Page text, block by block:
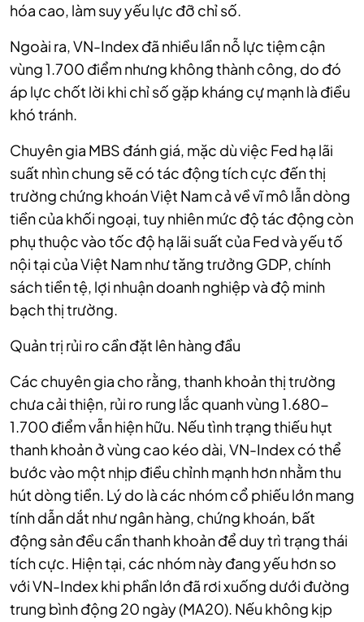
hóa cao, làm suy yếu lực đỡ chỉ số.
Ngoài ra, VN-Index đã nhiều lần nỗ lực tiệm cận
vùng 1.700 điểm nhưng không thành công, do đó
áp lực chốt lời khi chỉ số gặp kháng cự mạnh là điều
khó tránh.
Chuyên gia MBS đánh giá, mặc dù việc Fed hạ lãi
suất nhìn chung sẽ có tác động tích cực đến thị
trường chứng khoán Việt Nam cả về vĩ mô lẫn dòng
tiền của khối ngoại, tuy nhiên mức độ tác động còn
phụ thuộc vào tốc độ hạ lãi suất của Fed và yếu tố
nội tại của Việt Nam như tăng trưởng GDP, chính
sách tiền tệ, lợi nhuận doanh nghiệp và độ minh
bạch thị trường.
Quản trị rủi ro cần đặt lên hàng đầu
Các chuyên gia cho rằng, thanh khoản thị trường
chưa cải thiện, rủi ro rung lắc quanh vùng 1.680-
1.700 điểm vẫn hiện hữu. Nếu tình trạng thiếu hụt
thanh khoản ở vùng cao kéo dài, VN-Index có thể
bước vào một nhịp điều chỉnh mạnh hơn nhằm thu
hút dòng tiền. Lý do là các nhóm cổ phiếu lớn mang
tính dẫn dắt như ngân hàng, chứng khoán, bất
động sản đều cần thanh khoản để duy trì trạng thái
tích cực. Hiện tại, các nhóm này đang yếu hơn so
với VN-Index khi phần lớn đã rơi xuống dưới đường
trung bình động 20 ngày (MA20). Nếu không kịp